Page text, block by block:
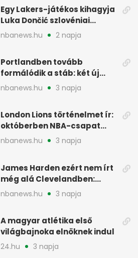
Egy Lakers-játékos kihagyja
Luka Dončić szlovéniai
minicampjét
nbanews.hu 2 napja
Portlandben tovább
formálódik a stáb: két új
szakember a Blazersnél
nbanews.hu 3 napja
London Lions történelmet ír:
októberben NBA-csapat
ellen lép pályára
nbanews.hu 3 napja
James Harden ezért nem írt
még alá Clevelandben:
pénzügyi okok
nbanews.hu 3 napja
A magyar atlétika első
világbajnoka elnöknek indul
24.hu 3 napja